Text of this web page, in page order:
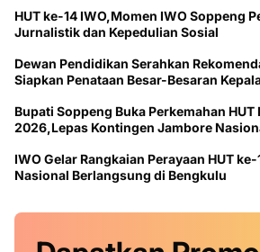
HUT ke-14 IWO,Momen IWO Soppeng
Jurnalistik dan Kepedulian Sosial
Dewan Pendidikan Serahkan
Siapkan Penataan Besar-Besaran
Bupati Soppeng Buka Perkemahan HUT
2026,Lepas Kontingen Jambore
IWO Gelar Rangkaian Perayaan HUT
Nasional Berlangsung di Bengkulu